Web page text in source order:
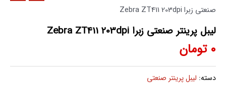
صنعتی زبرا Zebra ZT411 203dpi
لیبل پرینتر صنعتی زبرا Zebra ZT411 203dpi
0 تومان
دسته: لیبل پرینتر صنعتی